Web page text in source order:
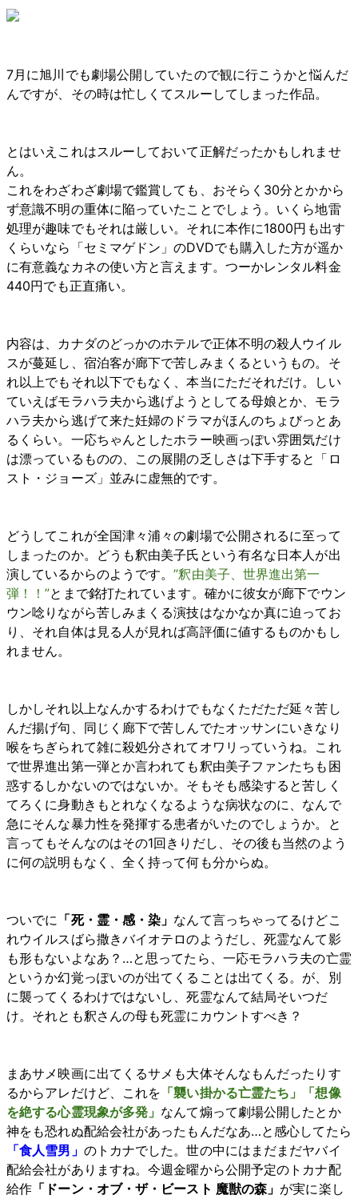
7月に旭川でも劇場公開していたので観に行こうかと悩んだ
んですが、その時は忙しくてスルーしてしまった作品。
とはいえこれはスルーしておいて正解だったかもしれませ
ん。
これをわざわざ劇場で鑑賞しても、おそらく30分とかから
ず意識不明の重体に陥っていたことでしょう。いくら地雷
処理が趣味でもそれは厳しい。それに本作に1800円も出す
くらいなら「セミマゲドン」のDVDでも購入した方が遥か
に有意義なカネの使い方と言えます。つーかレンタル料金
440円でも正直痛い。
内容は、カナダのどっかのホテルで正体不明の殺人ウイル
スが蔓延し、宿泊客が廊下で苦しみまくるというもの。そ
れ以上でもそれ以下でもなく、本当にただそれだけ。しい
ていえばモラハラ夫から逃げようとしてる母娘とか、モラ
ハラ夫から逃げて来た妊婦のドラマがほんのちょびっとあ
るくらい。一応ちゃんとしたホラー映画っぽい雰囲気だけ
は漂っているものの、この展開の乏しさは下手すると「ロ
スト・ジョーズ」並みに虚無的です。
どうしてこれが全国津々浦々の劇場で公開されるに至って
しまったのか。どうも釈由美子氏という有名な日本人が出
演しているからのようです。”釈由美子、世界進出第一
弾！！”とまで銘打たれています。確かに彼女が廊下でウン
ウン唸りながら苦しみまくる演技はなかなか真に迫ってお
り、それ自体は見る人が見れば高評価に値するものかもし
れません。
しかしそれ以上なんかするわけでもなくただただ延々苦し
んだ揚げ句、同じく廊下で苦しんでたオッサンにいきなり
喉をちぎられて雑に殺処分されてオワリっていうね。これ
で世界進出第一弾とか言われても釈由美子ファンたちも困
惑するしかないのではないか。そもそも感染すると苦しく
てろくに身動きもとれなくなるような病状なのに、なんで
急にそんな暴力性を発揮する患者がいたのでしょうか。と
言ってもそんなのはその1回きりだし、その後も当然のよう
に何の説明もなく、全く持って何も分からぬ。
ついでに 「死・霊・感・染」 なんて言っちゃってるけどこ
れウイルスばら撒きバイオテロのようだし、死霊なんて影
も形もないよなあ？…と思ってたら、一応モラハラ夫の亡霊
というか幻覚っぽいのが出てくることは出てくる。が、別
に襲ってくるわけではないし、死霊なんて結局そいつだ
け。それとも釈さんの母も死霊にカウントすべき？
まあサメ映画に出てくるサメも大体そんなもんだったりす
るからアレだけど、これを 「襲い掛かる亡霊たち」「想像
を絶する心霊現象が多発」 なんて煽って劇場公開したとか
神をも恐れぬ配給会社があったもんだなあ…と感心してたら
「食人雪男」 のトカナでした。世の中にはまだまだヤバイ
配給会社がありますね。今週金曜から公開予定のトカナ配
給作 「ドーン・オブ・ザ・ビースト 魔獣の森」 が実に楽し